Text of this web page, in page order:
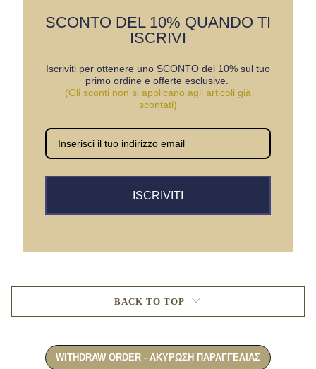
SCONTO DEL 10% QUANDO TI
ISCRIVI
Iscriviti per ottenere uno SCONTO del 10% sul tuo
primo ordine e offerte esclusive.
(Gli sconti non si applicano agli articoli già
scontati)
ISCRIVITI
BACK TO TOP